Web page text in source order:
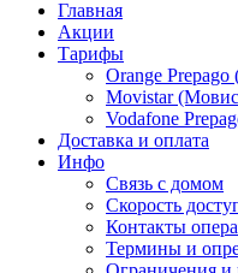
Главная
Акции
Тарифы
Orange
Movistar
Vodafone
Доставка и оплата
Инфо
Связь с домом
Скорость
Контакты
Термины и